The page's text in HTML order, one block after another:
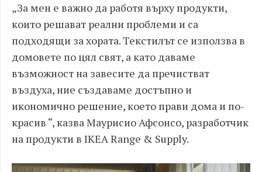
„За мен е важно да работя върху продукти,
които решават реални проблеми и са
подходящи за хората. Текстилът се използва в
домовете по цял свят, а като даваме
възможност на завесите да пречистват
въздуха, ние създаваме достъпно и
икономично решение, което прави дома и по-
красив “, казва Маурисио Афсонсо, разработчик
на продукти в IKEA Range & Supply.